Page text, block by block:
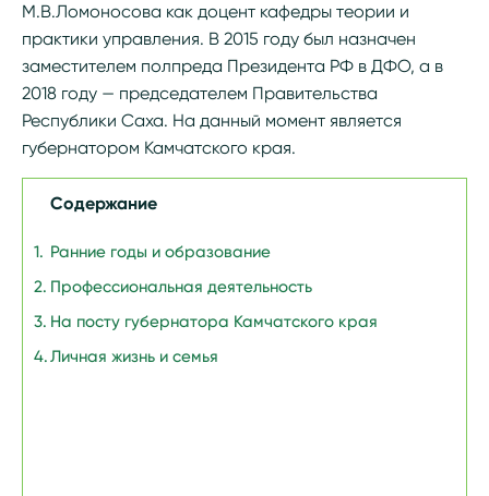
М.В.Ломоносова как доцент кафедры теории и
практики управления. В 2015 году был назначен
заместителем полпреда Президента РФ в ДФО, а в
2018 году — председателем Правительства
Республики Саха. На данный момент является
губернатором Камчатского края.
Содержание
Ранние годы и образование
Профессиональная деятельность
На посту губернатора Камчатского края
Личная жизнь и семья